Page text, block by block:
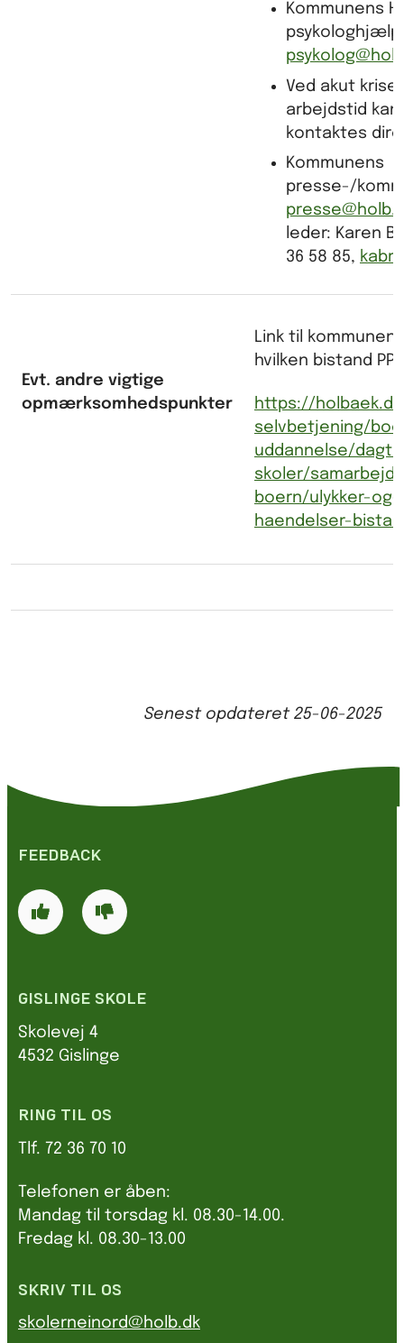
Kommunens
psykologhjælp:
Ved akut
arbejdstid kan
kontaktes
Kommunens
presse-/
leder: Karen
36 58 85,
Evt. andre vigtige
opmærksomhedspunkter
Link til
hvilken bistand
https://
selvbetjening/
uddannelse/
skoler/
boern/ulykker-
haendelser-
Senest opdateret 25-06-2025
FEEDBACK
GISLINGE SKOLE
Skolevej 4
4532 Gislinge
RING TIL OS
Tlf. 72 36 70 10
Telefonen er åben:
Mandag til torsdag kl. 08.30-14.00.
Fredag kl. 08.30-13.00
SKRIV TIL OS
skolerneinord@holb.dk